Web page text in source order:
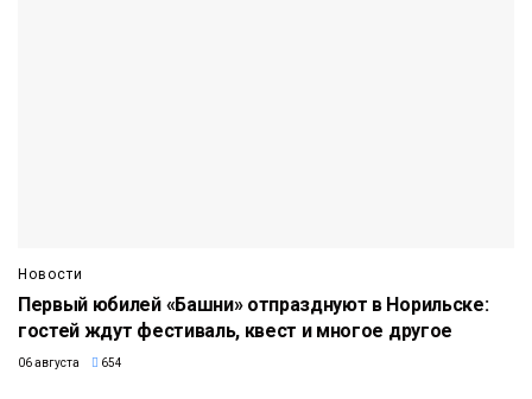
Новости
Первый юбилей «Башни» отпразднуют в Норильске:
гостей ждут фестиваль, квест и многое другое
06 августа 654